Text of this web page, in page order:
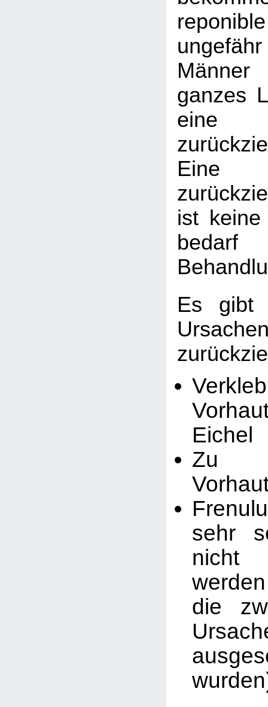
ganzes
ist
bedarf
Es gibt
Eichel
Zu
sehr
nicht
die